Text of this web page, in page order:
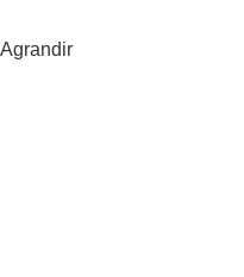
Agrandir